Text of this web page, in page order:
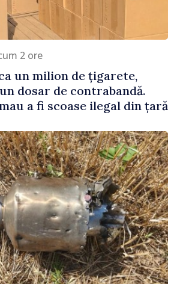
2 ore
un milion de țigarete,
dosar de contrabandă.
a fi scoase ilegal din țară